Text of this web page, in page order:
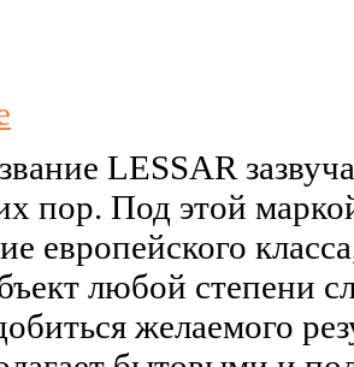
LESSAR
пор. Под этой
европейского
любой степени
желаемого